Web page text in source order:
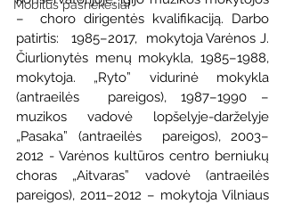
Mobilūs pašnekesiai
–  choro dirigentės kvalifikaciją. Darbo
patirtis:   1985–2017,  mokytoja Varėnos J.
Čiurlionytės menų mokykla, 1985–1988,
mokytoja. „Ryto” vidurinė mokykla
(antraeilės  pareigos), 1987–1990 –
muzikos vadovė lopšelyje-darželyje
„Pasaka” (antraeilės  pareigos), 2003–
2012 - Varėnos kultūros centro berniukų
choras „Aitvaras” vadovė (antraeilės
pareigos), 2011–2012 – mokytoja Vilniaus